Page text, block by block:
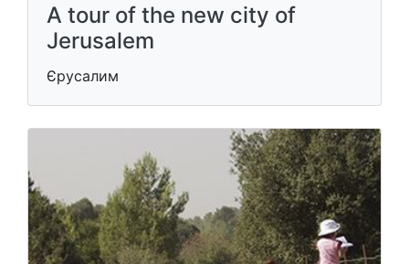
A tour of the new city of
Jerusalem
Єрусалим